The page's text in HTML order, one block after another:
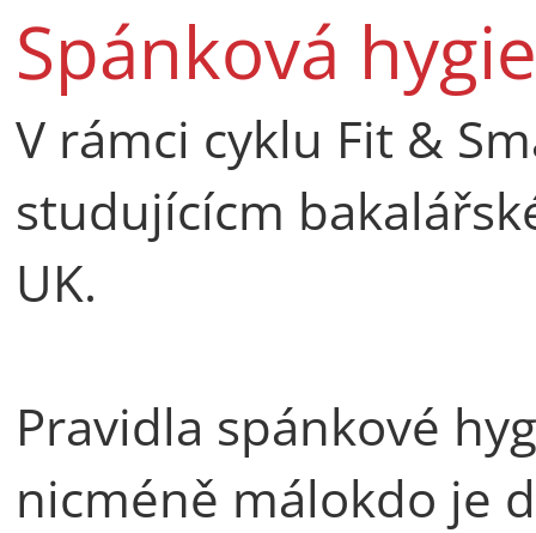
Spánková
V rámci cyklu Fit &
studujícícm
UK.
Pravidla spánkové
nicméně málokdo je